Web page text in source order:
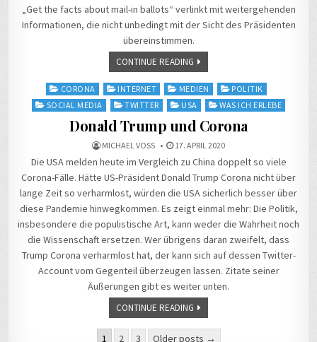
„Get the facts about mail-in ballots“ verlinkt mit weitergehenden
Informationen, die nicht unbedingt mit der Sicht des Präsidenten
übereinstimmen.
CONTINUE READING
Posted
in
CORONA INTERNET MEDIEN
POLITIK
SOCIAL MEDIA
TWITTER USA WAS ICH ERLEBE
Donald Trump und Corona
MICHAEL VOSS 17. APRIL 2020
Die USA melden heute im Vergleich zu China doppelt so viele
Corona-Fälle. Hätte US-Präsident Donald Trump Corona nicht über
lange Zeit so verharmlost, würden die USA sicherlich besser über
diese Pandemie hinwegkommen. Es zeigt einmal mehr: Die Politik,
insbesondere die populistische Art, kann weder die Wahrheit noch
die Wissenschaft ersetzen. Wer übrigens daran zweifelt, dass
Trump Corona verharmlost hat, der kann sich auf dessen Twitter-
Account vom Gegenteil überzeugen lassen. Zitate seiner
Äußerungen gibt es weiter unten.
CONTINUE READING
1 2 3 Older posts →